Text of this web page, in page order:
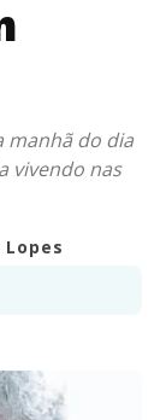
manhã do dia
vivendo nas